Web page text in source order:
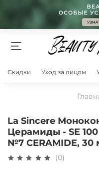
Скидки Уход за лицом
La Sincere
Церамиды - SE 100
№7 CERAMIDE, 30
(0)